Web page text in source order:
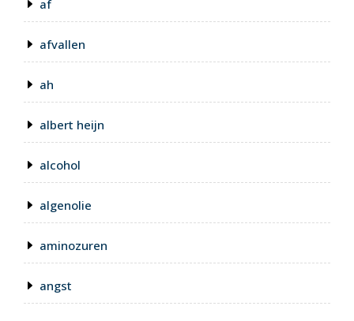
af
afvallen
ah
albert heijn
alcohol
algenolie
aminozuren
angst